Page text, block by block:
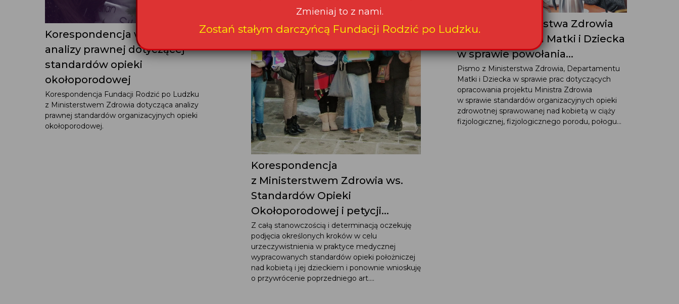
Korespondencja w sprawie
analizy prawnej dotyczącej
standardów opieki
okołoporodowej
Korespondencja Fundacji Rodzić po Ludzku
z Ministerstwem Zdrowia dotycząca analizy
prawnej standardów organizacyjnych opieki
okołoporodowej.
Korespondencja
z Ministerstwem Zdrowia ws.
Standardów Opieki
Okołoporodowej i petycji...
Z całą stanowczością i determinacją oczekuję
podjęcia określonych kroków w celu
urzeczywistnienia w praktyce medycznej
wypracowanych standardów opieki położniczej
nad kobietą i jej dzieckiem i ponownie wnioskuję
o przywrócenie poprzedniego art....
Pismo z Ministerstwa Zdrowia
z Departamentu Matki i Dziecka
w sprawie powołania...
Pismo z Ministerstwa Zdrowia, Departamentu
Matki i Dziecka w sprawie prac dotyczących
opracowania projektu Ministra Zdrowia
w sprawie standardów organizacyjnych opieki
zdrowotnej sprawowanej nad kobietą w ciąży
fizjologicznej, fizjologicznego porodu, połogu...
Zmieniaj to z nami.
Zostań stałym darczyńcą Fundacji Rodzić po Ludzku.